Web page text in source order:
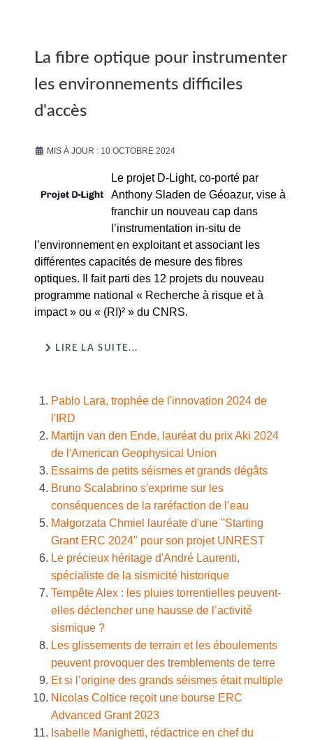
La fibre optique pour instrumenter
les environnements difficiles
d'accès
MIS À JOUR : 10 OCTOBRE 2024
Le projet D-Light, co-porté par
Anthony Sladen de Géoazur, vise à
franchir un nouveau cap dans
l’instrumentation in-situ de
l’environnement en exploitant et associant les
différentes capacités de mesure des fibres
optiques. Il fait parti des 12 projets du nouveau
programme national « Recherche à risque et à
impact » ou « (RI)² » du CNRS.
LIRE LA SUITE...
Pablo Lara, trophée de l'innovation 2024 de
l'IRD
Martijn van den Ende, lauréat du prix Aki 2024
de l'American Geophysical Union
Essaims de petits séismes et grands dégâts
Bruno Scalabrino s'exprime sur les
conséquences de la raréfaction de l’eau
Małgorzata Chmiel lauréate d'une "Starting
Grant ERC 2024" pour son projet UNREST
Le précieux héritage d'André Laurenti,
spécialiste de la sismicité historique
Tempête Alex : les pluies torrentielles peuvent-
elles déclencher une hausse de l’activité
sismique ?
Les glissements de terrain et les éboulements
peuvent provoquer des tremblements de terre
Et si l’origine des grands séismes était multiple
Nicolas Coltice reçoit une bourse ERC
Advanced Grant 2023
Isabelle Manighetti, rédactrice en chef du